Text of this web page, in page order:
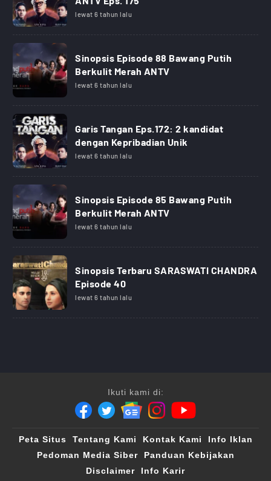
lewat 6 tahun lalu
Sinopsis Episode 88 Bawang Putih
Berkulit Merah ANTV
lewat 6 tahun lalu
Garis Tangan Eps.172: 2 kandidat
dengan Kepribadian Unik
lewat 6 tahun lalu
Sinopsis Episode 85 Bawang Putih
Berkulit Merah ANTV
lewat 6 tahun lalu
Sinopsis Terbaru SARASWATI CHANDRA
Episode 40
lewat 6 tahun lalu
Ikuti kami di:
Peta Situs Tentang Kami Kontak Kami
Info Iklan
Pedoman Media Siber
Panduan Kebijakan
Disclaimer
Info Karir